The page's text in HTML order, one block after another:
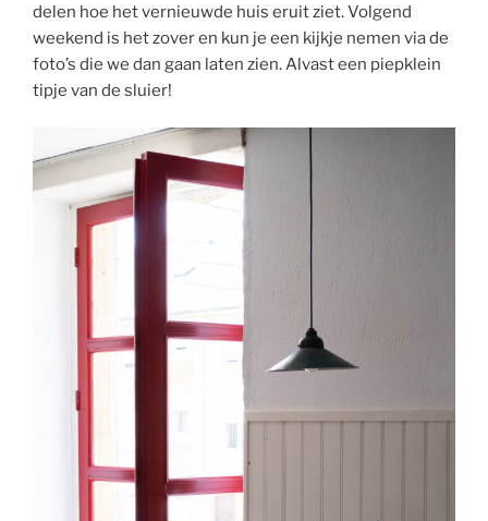
delen hoe het vernieuwde huis eruit ziet. Volgend
weekend is het zover en kun je een kijkje nemen via de
foto’s die we dan gaan laten zien. Alvast een piepklein
tipje van de sluier!